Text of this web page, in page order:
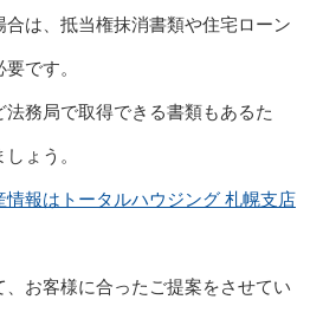
は、抵当権抹消書類や住宅ローン
です。
務局で取得できる書類もあるた
ょう。
報はトータルハウジング 札幌支店
お客様に合ったご提案をさせてい